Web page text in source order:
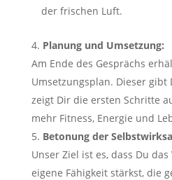
der frischen Luft.
Planung und Umsetzung:
Am Ende des Gesprächs
Umsetzungsplan. Dieser
zeigt Dir die ersten Schritte
mehr Fitness, Energie und
Betonung der
Unser Ziel ist es, dass Du
eigene Fähigkeit stärkst, die